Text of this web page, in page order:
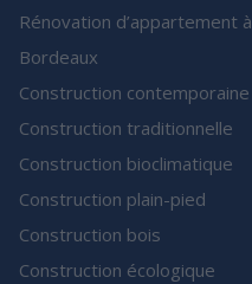
Rénovation d’appartement à
Bordeaux
Construction contemporaine
Construction traditionnelle
Construction bioclimatique
Construction plain-pied
Construction bois
Construction écologique